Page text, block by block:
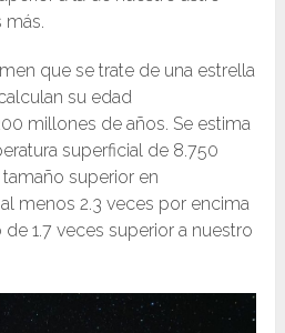
más.
que se trate de una estrella
su edad
millones de años. Se estima
superficial de 8.750
superior en
menos 2.3 veces por encima
1.7 veces superior a nuestro